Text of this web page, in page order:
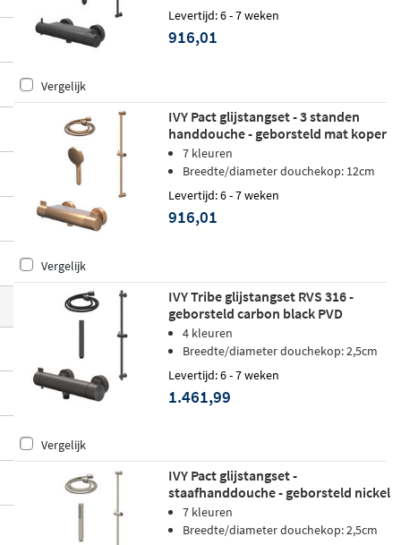
us. Zo doucht u altijd op de juiste tempera
tuur, ook wanneer er elders in huis water
messing of duurzaam RVS 316 en verkrijg
meerdere stijlvolle kleurafwerkin
, voor een perfecte aansluiting bij uw
badkamerinrichting.
Levertijd: 6 - 7 weken
916,01
Vergelijk
IVY Pact glijstangset - 3 standen
handdouche - geborsteld mat koper
PVD7 kleuren
Breedte/diameter douchekop: 12cm
Levertijd: 6 - 7 weken
916,01
Vergelijk
IVY Tribe glijstangset RVS 316 -
geborsteld carbon black PVD
4 kleuren
Breedte/diameter douchekop: 2,5cm
Levertijd: 6 - 7 weken
1.461,99
Vergelijk
IVY Pact glijstangset -
staafhanddouche - geborsteld nickel
PVD7 kleuren
Breedte/diameter douchekop: 2,5cm